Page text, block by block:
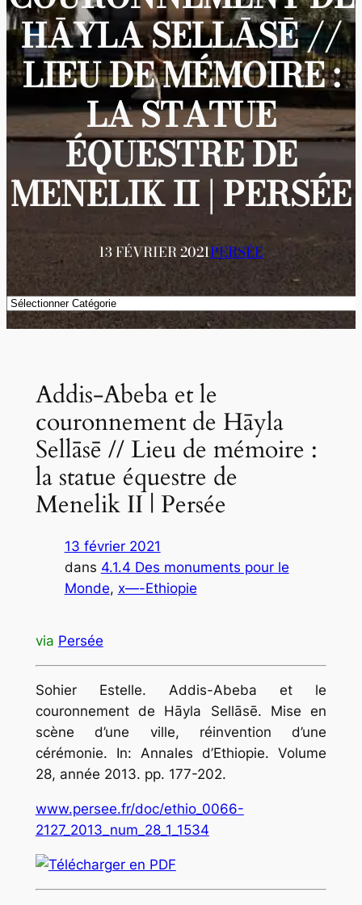
HĀYLA SELLĀSĒ //
LIEU DE MÉMOIRE :
LA STATUE
ÉQUESTRE DE
MENELIK II | PERSÉE
13 FÉVRIER 2021PERSÉE
Catégories
Addis-Abeba et le
couronnement de Hāyla
Sellāsē // Lieu de mémoire :
la statue équestre de
Menelik II | Persée
13 février 2021
dans 4.1.4 Des monuments pour le
Monde, x—-Ethiopie
via Persée
Sohier Estelle. Addis-Abeba et le
couronnement de Hāyla Sellāsē. Mise en
scène d’une ville, réinvention d’une
cérémonie. In: Annales d’Ethiopie. Volume
28, année 2013. pp. 177-202.
www.persee.fr/doc/ethio_0066-
2127_2013_num_28_1_1534